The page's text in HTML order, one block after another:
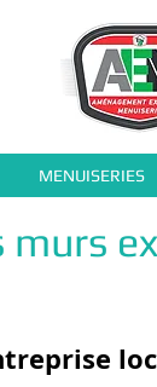
MENUISERIES